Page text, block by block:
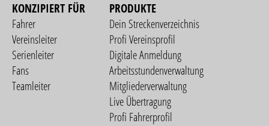
KONZIPIERT FÜR
Fahrer
Vereinsleiter
Serienleiter
Fans
Teamleiter
PRODUKTE
Dein Streckenverzeichnis
Profi Vereinsprofil
Digitale Anmeldung
Arbeitsstundenverwaltung
Mitgliederverwaltung
Live Übertragung
Profi Fahrerprofil